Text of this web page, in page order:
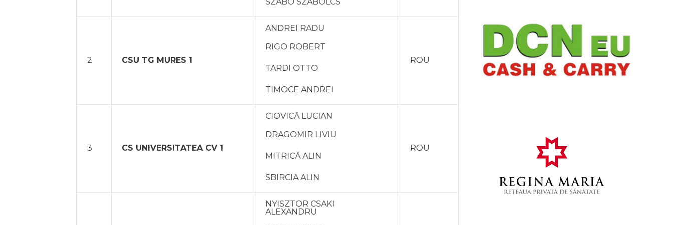
2 CSU TG MURES 1
ANDREI RADU
RIGO ROBERT
TARDI OTTO
TIMOCE ANDREI
ROU
3 CS UNIVERSITATEA CV 1
CIOVICĂ LUCIAN
DRAGOMIR LIVIU
MITRICĂ ALIN
SBIRCIA ALIN
ROU
NYISZTOR CSAKI
ALEXANDRU